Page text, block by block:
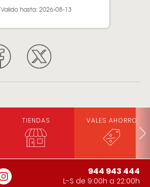
Valido hasta: 2026-08-13
TIENDAS VALES AHORRO
944 943 444
L-S de 9:00h a 22:00h